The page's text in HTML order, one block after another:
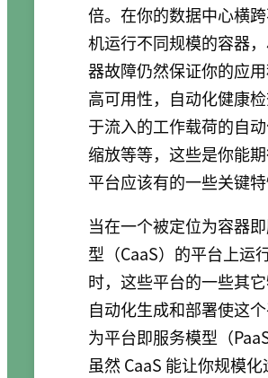
倍。在你的数据中心横
机运行不同规模的容器
器故障仍然保证你的应
高可用性，自动化健康
于流入的工作载荷的自
缩放等等，这些是你能
平台应该有的一些关键特
当在一个被定位为容器
型（CaaS）的平台上运
时，这些平台的一些其
自动化生成和部署使这
为平台即服务模型（PaaS
虽然 CaaS 能让你规模